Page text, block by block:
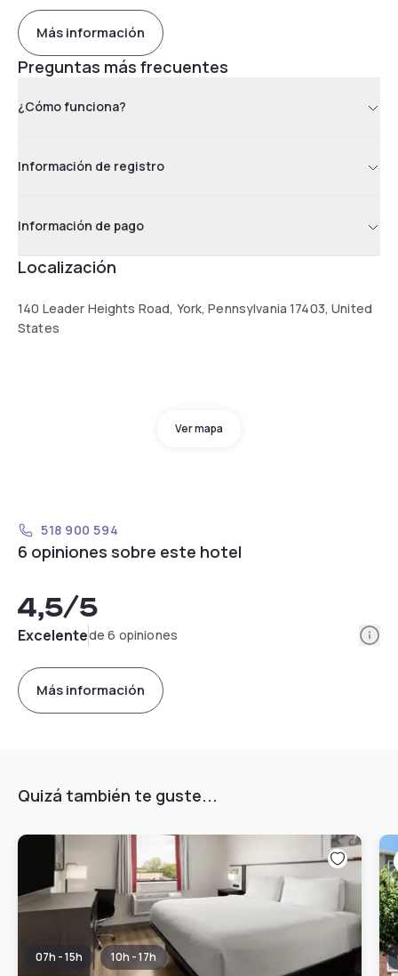
Más información
Preguntas más frecuentes
¿Cómo funciona?
Información de registro
Información de pago
Localización
140 Leader Heights Road, York, Pennsylvania 17403, United
States
Ver mapa
518 900 594
6 opiniones sobre este hotel
4,5/5
Excelentede 6 opiniones
Más información
Quizá también te guste...
07h - 15h 10h - 17h